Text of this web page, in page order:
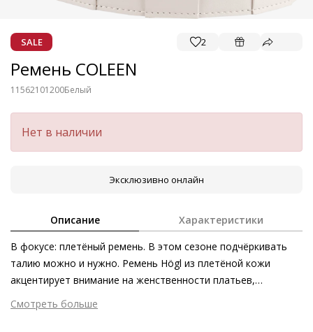
SALE 2
Ремень COLEEN
11562101200Белый
Нет в наличии
Эксклюзивно онлайн
Описание Характеристики
В фокусе: плетёный ремень. В этом сезоне подчёркивать
талию можно и нужно. Ремень Högl из плетёной кожи
акцентирует внимание на женственности платьев,
блейзеров и даже пальто. Аксессуар шириной 5,5 см,
изготовленный из телячьей кожи и украшенный золотистой
Смотреть больше